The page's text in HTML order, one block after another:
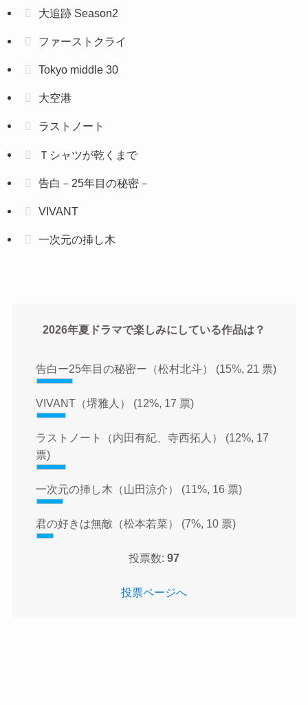
大追跡 Season2
ファーストクライ
Tokyo middle 30
大空港
ラストノート
Ｔシャツが乾くまで
告白－25年目の秘密－
VIVANT
一次元の挿し木
2026年夏ドラマで楽しみにしている作品は？
告白ー25年目の秘密ー（松村北斗） (15%, 21 票)
VIVANT（堺雅人） (12%, 17 票)
ラストノート（内田有紀、寺西拓人） (12%, 17
票)
一次元の挿し木（山田涼介） (11%, 16 票)
君の好きは無敵（松本若菜） (7%, 10 票)
投票数: 97
投票ページへ